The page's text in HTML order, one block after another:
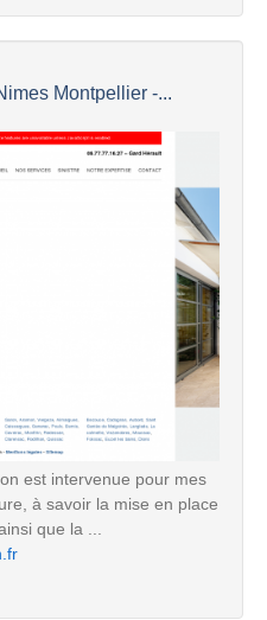
Montpellier -...
est intervenue pour mes
à savoir la mise en place
que la ...